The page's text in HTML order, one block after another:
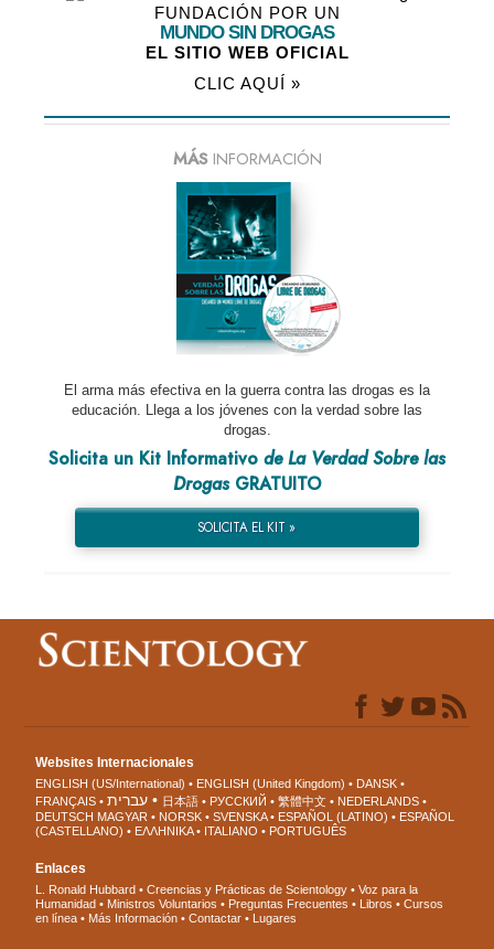
FUNDACIÓN POR UN
MUNDO SIN DROGAS
EL SITIO WEB OFICIAL
CLIC AQUÍ »
MÁSINFORMACIÓN
El arma más efectiva en la guerra contra las drogas es la
educación. Llega a los jóvenes con la verdad sobre las
drogas.
Solicita un Kit Informativo de La Verdad Sobre las
DrogasGRATUITO
SOLICITA EL KIT »
Websites Internacionales
ENGLISH (US/International) ENGLISH (United Kingdom)
DANSK
FRANÇAIS
עברית 日本語 РУССКИЙ 繁體中文
NEDERLANDS
DEUTSCH MAGYAR NORSK SVENSKA ESPAÑOL (LATINO)
ESPAÑOL
(CASTELLANO)
ΕΛΛΗΝΙΚA ITALIANO PORTUGUÊS
Enlaces
L. Ronald Hubbard Creencias y Prácticas de Scientology
Voz para la
Humanidad
Ministros Voluntarios Preguntas Frecuentes Libros
Cursos
en línea
Más Información Contactar Lugares